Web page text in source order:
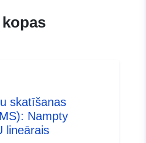
Koordinātes:
50.48188019 ], [
3.28133559, 50.48188019 ]
]
Tips: Polygon
skatīšanas
Nampty
lineārais